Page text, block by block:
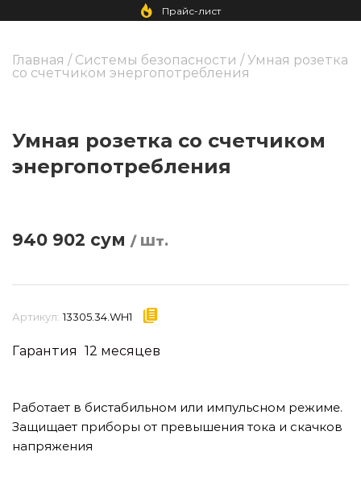
Прайс-лист
Главная / Системы безопасности / Умная розетка
со счетчиком энергопотребления
Умная розетка со счетчиком
энергопотребления
940 902 сум / Шт.
Артикул: 13305.34.WH1
Гарантия 12 месяцев
Работает в бистабильном или импульсном режиме.
Защищает приборы от превышения тока и скачков
напряжения